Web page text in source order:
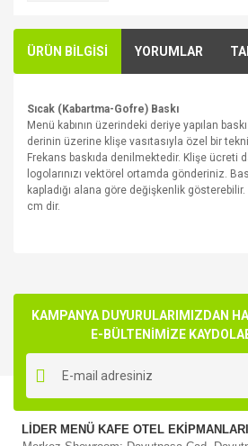
ÜRÜN BİLGİSİ YORUMLAR
Sıcak (Kabartma-Gofre) Baskı
Menü kabının üzerindeki deriye yapılan
derinin üzerine klişe vasıtasıyla özel bir
Frekans baskıda denilmektedir. Klişe ücreti
logolarınızı vektörel ortamda gönderiniz.
kapladığı alana göre değişkenlik
cm dir.
Yorum Yaz
kullanarak tarafımıza iletebilirsiniz.
Görüş ve önerileriniz için teşekkür
Ürün resmi kalitesiz, bozuk veya
Ürün açıklamasında eksik bilgiler
Ürün bilgilerinde hatalar bulunuyor.
Ürün fiyatı diğer sitelerden daha
KAMPANYA DUYURULARIMIZDAN
E-BÜLTENİMİZE
LİDER MENÜ KAFE OTEL